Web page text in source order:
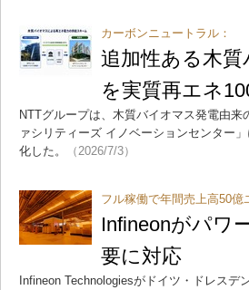
カーボンニュートラル：
追加性ある木
を実質再エネ
NTTグループは、木質バイオマス発電由
ァシリティーズ イノベーションセンター
化した。
（2026/7/3）
フル稼働で年間売上高50億
Infineonがパワ
要に対応
Infineon Technologiesがドイツ・ドレス